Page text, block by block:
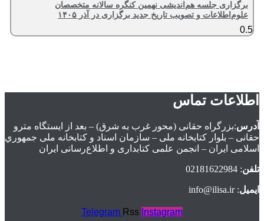
برگزاری جلسه هم‌اندیشی نهمین کنگره سالانه متخصصان
علوم‌اطلاعات و تصویب تاریخ جدید برگزاری در آذر ۱۴۰۵
اطلاعات تماس
آدرس:بزرگراه حقانی (محور غرب به شرق) – بعد از ايستگاه مترو
حقانی – بلوار كتابخانه ملی – سازمان اسناد و كتابخانه ملی جمهوري
اسلامی ايران – انجمن علمی کتابداری و اطلاع‌رسانی ایران
تلفن: 02181622984
ایمیل: info@ilisa.ir
Telegram Rss Instagram